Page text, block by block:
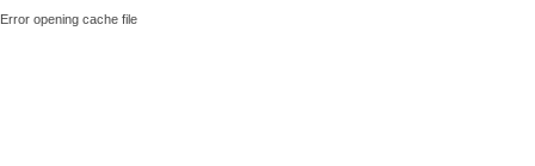
Error opening cache file